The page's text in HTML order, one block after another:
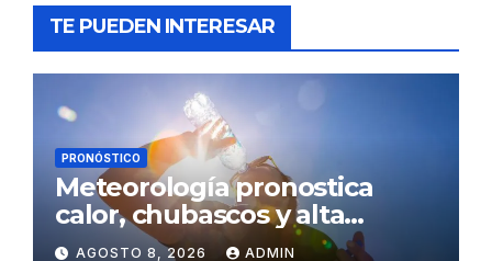
TE PUEDEN INTERESAR
PRONÓSTICO
Meteorología pronostica
calor, chubascos y alta
concentración de polvo del
AGOSTO 8, 2026 ADMIN